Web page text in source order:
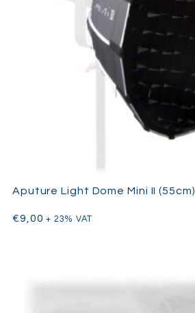
Aputure Light Dome Mini II (55cm)
€9,00 + 23% VAT